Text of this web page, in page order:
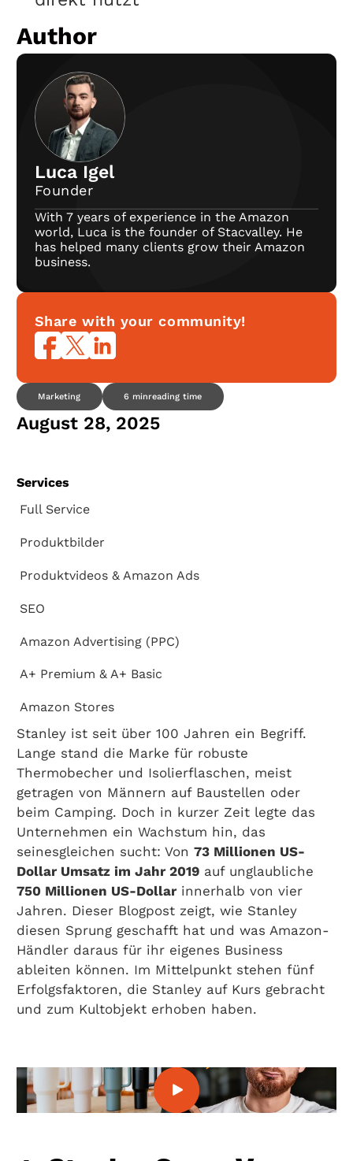
Stanley ist seit über 100 Jahren ein Begriff.
Lange stand die Marke für robuste
Thermobecher und Isolierflaschen, meist
getragen von Männern auf Baustellen oder
beim Camping. Doch in kurzer Zeit legte das
Unternehmen ein Wachstum hin, das
seinesgleichen sucht: Von 73 Millionen US-
Dollar Umsatz im Jahr 2019auf unglaubliche
750 Millionen US-Dollarinnerhalb von vier
Jahren. Dieser Blogpost zeigt, wie Stanley
diesen Sprung geschafft hat und was Amazon-
Händler daraus für ihr eigenes Business
ableiten können. Im Mittelpunkt stehen fünf
Erfolgsfaktoren, die Stanley auf Kurs gebracht
und zum Kultobjekt erhoben haben.
Author
Luca Igel
Founder
With 7 years of experience in the Amazon
world, Luca is the founder of Stacvalley. He
has helped many clients grow their Amazon
business.
Share with your community!
Marketing 6 minreading time
August 28, 2025
Services
Full Service
Produktbilder
Produktvideos & Amazon Ads
SEO
Amazon Advertising (PPC)
A+ Premium & A+ Basic
Amazon Stores